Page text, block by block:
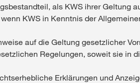
als KWS ihrer Geltung
KWS in Kenntnis der
auf die Geltung gesetzlicher
Regelungen, soweit sie in
Erklärungen und